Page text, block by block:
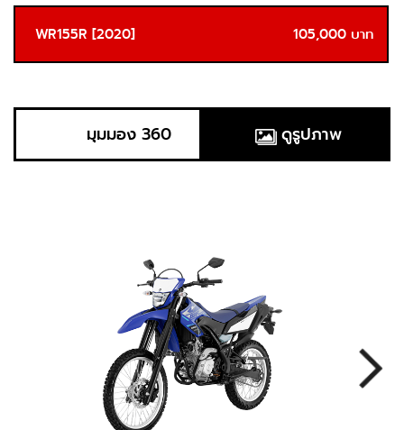
WR155R [2020] 105,000 บาท
มุมมอง 360 ดูรูปภาพ